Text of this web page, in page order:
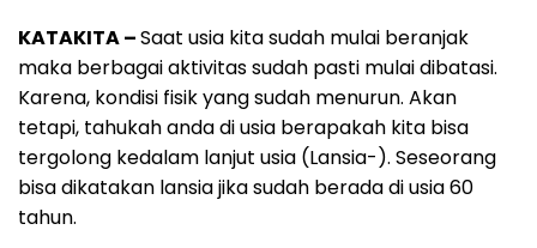
KATAKITA –Saat usia kita sudah mulai beranjak
maka berbagai aktivitas sudah pasti mulai dibatasi.
Karena, kondisi fisik yang sudah menurun. Akan
tetapi, tahukah anda di usia berapakah kita bisa
tergolong kedalam lanjut usia (Lansia-). Seseorang
bisa dikatakan lansia jika sudah berada di usia 60
tahun.